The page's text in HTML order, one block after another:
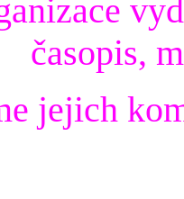
časopis,
jejich